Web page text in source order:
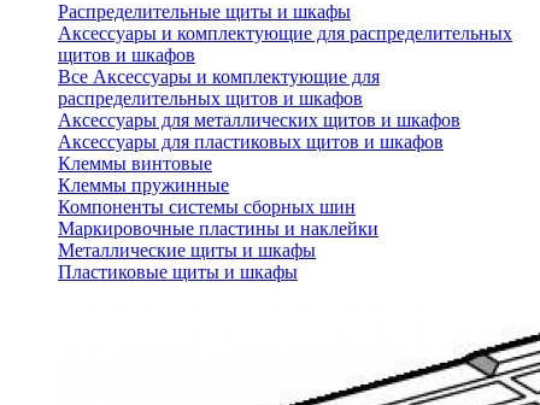
Распределительные щиты и шкафы
Аксессуары и комплектующие для распределительных
щитов и шкафов
Все Аксессуары и комплектующие для
распределительных щитов и шкафов
Аксессуары для металлических щитов и шкафов
Аксессуары для пластиковых щитов и шкафов
Клеммы винтовые
Клеммы пружинные
Компоненты системы сборных шин
Маркировочные пластины и наклейки
Металлические щиты и шкафы
Пластиковые щиты и шкафы